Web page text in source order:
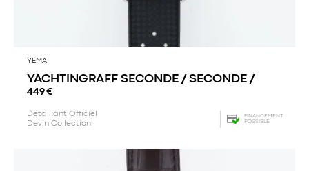
YEMA
YACHTINGRAFF SECONDE / SECONDE /
449€
Détaillant Officiel
Devin Collection
FINANCEMENT
POSSIBLE